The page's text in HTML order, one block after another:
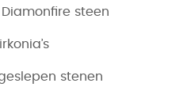
steen
stenen